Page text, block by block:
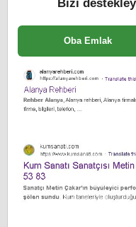
Bizi
Oba Emlak